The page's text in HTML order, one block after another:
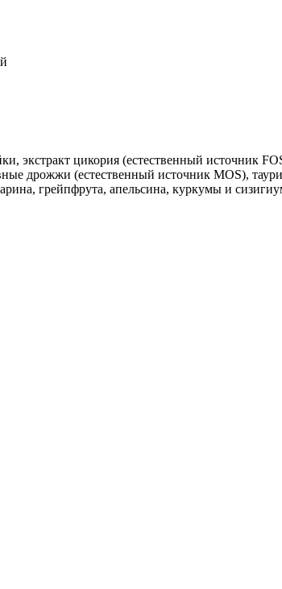
экстракт цикория (естественный источник
дрожжи (естественный источник MOS),
грейпфрута, апельсина, куркумы и